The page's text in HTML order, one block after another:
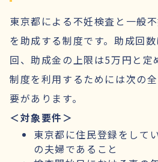
東京都による不妊検査と一般
を助成する制度です。助成回
回、助成金の上限は5万円と定
制度を利用するためには次の
要があります。
＜対象要件＞
東京都に住民登録をして
の夫婦であること